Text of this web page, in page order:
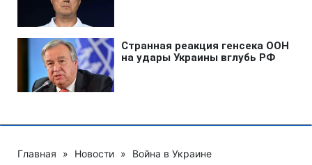
Главная » Новости » Война в Украине